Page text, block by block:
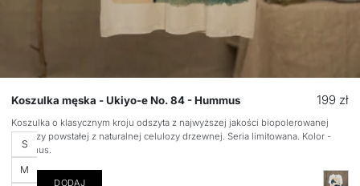
Koszulka męska - Ukiyo-e No. 84 - Hummus
Cena
199 zł
Koszulka o klasycznym kroju odszyta z najwyższej jakości biopolerowanej
wiskozy powstałej z naturalnej celulozy drzewnej. Seria limitowana. Kolor -
hummus.
Rozmiar
S
M
DODAJ